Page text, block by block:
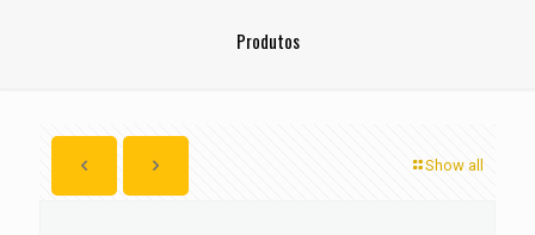
Produtos
Show all